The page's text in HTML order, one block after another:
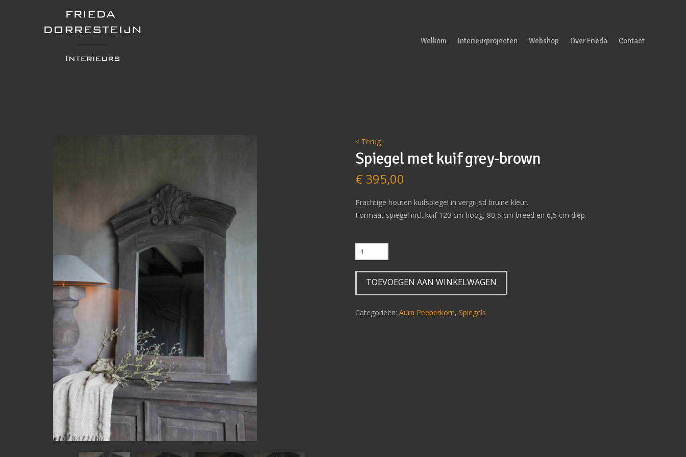
Welkom Interieurprojecten Webshop Over Frieda Contact
< Terug
Spiegel met kuif grey-brown
€395,00
Prachtige houten kuifspiegel in vergrijsd bruine kleur.
Formaat spiegel incl. kuif 120 cm hoog, 80,5 cm breed en 6,5 cm diep.
Spiegel
met
kuif
grey-
aantal
TOEVOEGEN AAN WINKELWAGEN
Categorieën: Aura Peeperkorn, Spiegels